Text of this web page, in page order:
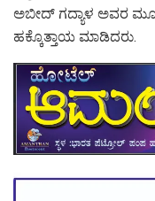
ಅಬೀದ್ ಗದ್ಯಾಳ ಅವರ
ಹಕ್ಕೊತ್ತಾಯ ಮಾಡಿದರು.